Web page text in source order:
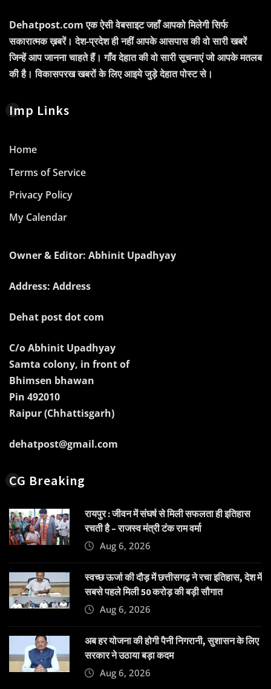
Dehatpost.com एक ऐसी वेबसाइट जहाँ आपको मिलेगी सिर्फ
सकारात्मक ख़बरें। देश-प्रदेश ही नहीं आपके आसपास की वो सारी खबरें
जिन्हें आप जानना चाहते हैं। गाँव देहात की वो सारी सूचनाएं जो आपके मतलब
की है। विकासपरख खबरों के लिए आइये जुड़े देहात पोस्ट से।
Imp Links
Home
Terms of Service
Privacy Policy
My Calendar
Owner & Editor: Abhinit Upadhyay
Address: Address
Dehat post dot com
C/o Abhinit Upadhyay
Samta colony, in front of
Bhimsen bhawan
Pin 492010
Raipur (Chhattisgarh)
dehatpost@gmail.com
CG Breaking
रायपुर : जीवन में संघर्ष से मिली सफलता ही इतिहास
रचती है – राजस्व मंत्री टंक राम वर्मा
Aug 6, 2026
स्वच्छ ऊर्जा की दौड़ में छत्तीसगढ़ ने रचा इतिहास, देश में
सबसे पहले मिली 50 करोड़ की बड़ी सौगात
Aug 6, 2026
अब हर योजना की होगी पैनी निगरानी, सुशासन के लिए
सरकार ने उठाया बड़ा कदम
Aug 6, 2026